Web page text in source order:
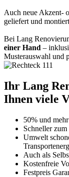
Auch neue Akzent-
geliefert und
Bei Lang
einer Hand –
Musterauswahl und
Ihr Lang
Ihnen viele
50% und
Schneller
Umwelt
Auch als
Kostenfreie
Festpreis